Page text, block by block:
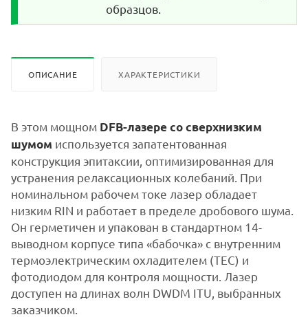
образцов.
ОПИСАНИЕ ХАРАКТЕРИСТИКИ
В этом мощном DFB-лазере со сверхнизким
шумом используется запатентованная
конструкция эпитаксии, оптимизированная для
устранения релаксационных колебаний. При
номинальном рабочем токе лазер обладает
низким RIN и работает в пределе дробового шума.
Он герметичен и упакован в стандартном 14-
выводном корпусе типа «бабочка» с внутренним
термоэлектрическим охладителем (ТЕС) и
фотодиодом для контроля мощности. Лазер
доступен на длинах волн DWDM ITU, выбранных
заказчиком.